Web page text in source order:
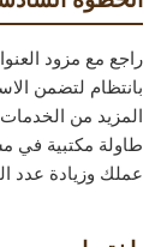
راجع مع مزود
بانتظام لتضمن
المزيد من
طاولة مكتبية في
عملك وزيادة عدد